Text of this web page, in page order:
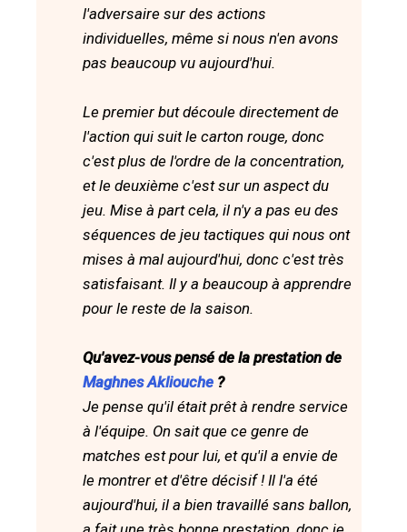
l'adversaire sur des actions
individuelles, même si nous n'en avons
pas beaucoup vu aujourd'hui.
Le premier but découle directement de
l'action qui suit le carton rouge, donc
c'est plus de l'ordre de la concentration,
et le deuxième c'est sur un aspect du
jeu. Mise à part cela, il n'y a pas eu des
séquences de jeu tactiques qui nous ont
mises à mal aujourd'hui, donc c'est très
satisfaisant. Il y a beaucoup à apprendre
pour le reste de la saison.
Qu'avez-vous pensé de la prestation de
Maghnes Akliouche ?
Je pense qu'il était prêt à rendre service
à l'équipe. On sait que ce genre de
matches est pour lui, et qu'il a envie de
le montrer et d'être décisif ! Il l'a été
aujourd'hui, il a bien travaillé sans ballon,